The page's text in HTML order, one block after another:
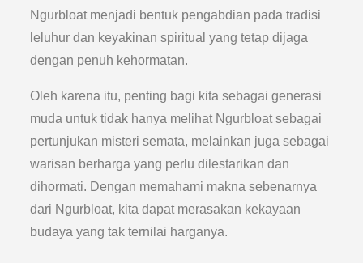
Ngurbloat menjadi bentuk pengabdian pada tradisi
leluhur dan keyakinan spiritual yang tetap dijaga
dengan penuh kehormatan.
Oleh karena itu, penting bagi kita sebagai generasi
muda untuk tidak hanya melihat Ngurbloat sebagai
pertunjukan misteri semata, melainkan juga sebagai
warisan berharga yang perlu dilestarikan dan
dihormati. Dengan memahami makna sebenarnya
dari Ngurbloat, kita dapat merasakan kekayaan
budaya yang tak ternilai harganya.